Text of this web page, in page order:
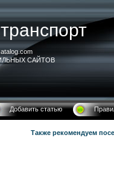
САЙТОВ
Добавить статью
Также рекомендуем